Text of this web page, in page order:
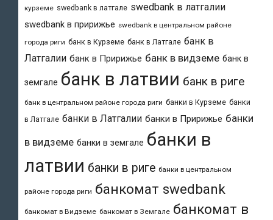
курземе swedbank в латгале swedbank в латгалии
swedbank в пририжье swedbank в центральном районе
города риги банк в Курземе банк в Латгале банк в
Латгалии банк в Пририжье банк в видземе банк в
земгале банк в латвии банк в риге
банк в центральном районе города риги банки в Курземе банки
в Латгале банки в Латгалии банки в Пририжье банки
в видземе банки в земгале банки в
латвии банки в риге банки в центральном
районе города риги банкомат swedbank
банкомат в Видземе банкомат в Земгале банкомат в